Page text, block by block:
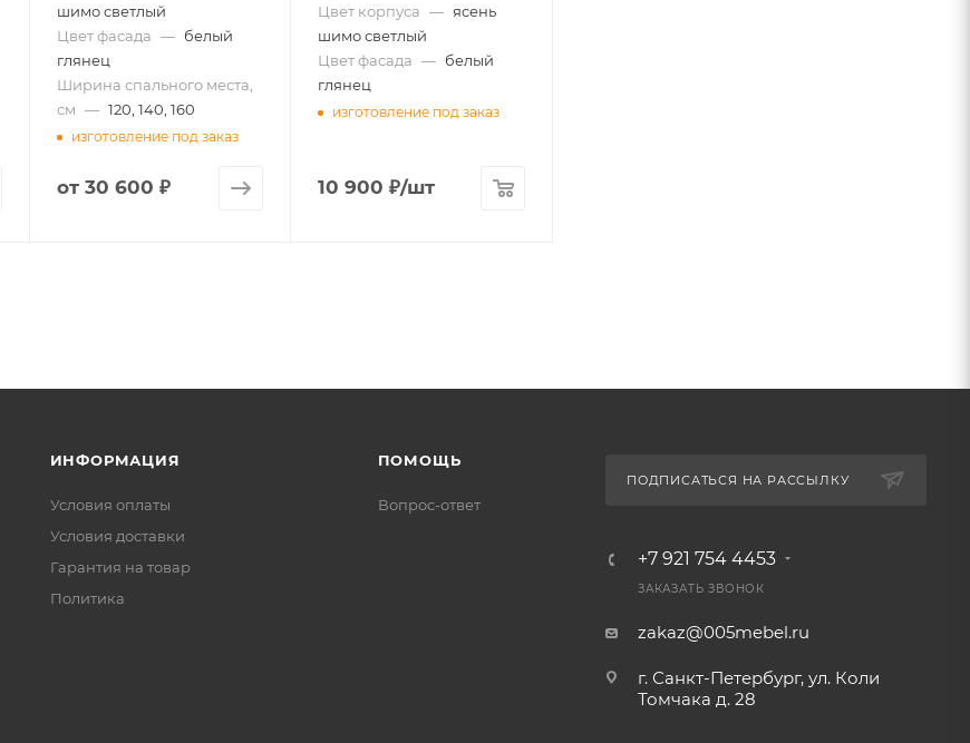
шимо светлый
Цвет фасада — белый
глянец
Ширина спального места,
см — 120, 140, 160
изготовление под заказ
от 30 600 ₽
Цвет корпуса — ясень
шимо светлый
Цвет фасада — белый
глянец
изготовление под заказ
10 900 ₽/шт
ИНФОРМАЦИЯ
Условия оплаты
Условия доставки
Гарантия на товар
Политика
ПОМОЩЬ
Вопрос-ответ
ПОДПИСАТЬСЯ НА РАССЫЛКУ
+7 921 754 4453
ЗАКАЗАТЬ ЗВОНОК
zakaz@005mebel.ru
г. Санкт-Петербург, ул. Коли
Томчака д. 28